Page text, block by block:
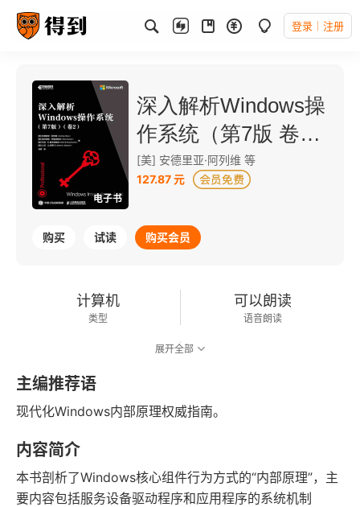
登录 注册
电子书
深入解析Windows操
作系统（第7版 卷
2）
[美] 安德里亚·阿列维 等
127.87 元
购买 试读 购买会员
计算机
类型
可以朗读
语音朗读
展开全部
主编推荐语
现代化Windows内部原理权威指南。
内容简介
本书剖析了Windows核心组件行为方式的“内部原理”，主
要内容包括服务设备驱动程序和应用程序的系统机制